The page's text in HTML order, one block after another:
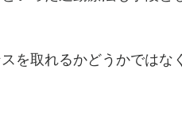
を取れるかどうかではな